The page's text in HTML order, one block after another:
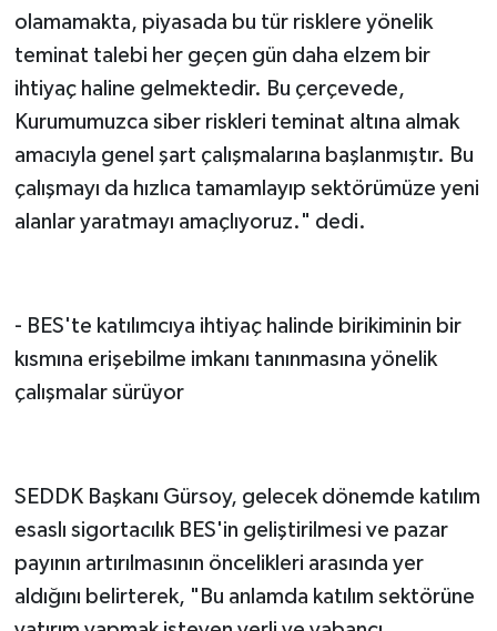
olamamakta, piyasada bu tür risklere yönelik
teminat talebi her geçen gün daha elzem bir
ihtiyaç haline gelmektedir. Bu çerçevede,
Kurumumuzca siber riskleri teminat altına almak
amacıyla genel şart çalışmalarına başlanmıştır. Bu
çalışmayı da hızlıca tamamlayıp sektörümüze yeni
alanlar yaratmayı amaçlıyoruz." dedi.
- BES'te katılımcıya ihtiyaç halinde birikiminin bir
kısmına erişebilme imkanı tanınmasına yönelik
çalışmalar sürüyor
SEDDK Başkanı Gürsoy, gelecek dönemde katılım
esaslı sigortacılık BES'in geliştirilmesi ve pazar
payının artırılmasının öncelikleri arasında yer
aldığını belirterek, "Bu anlamda katılım sektörüne